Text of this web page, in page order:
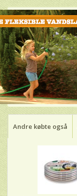
Andre købte også